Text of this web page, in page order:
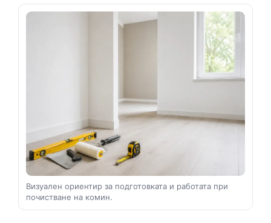
Визуален ориентир за подготовката и работата при
почистване на комин.